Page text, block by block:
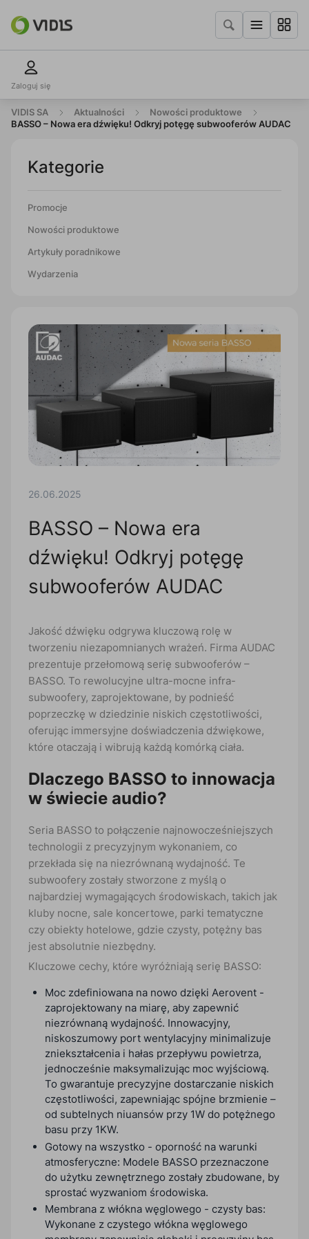
Zaloguj się
VIDIS SA Aktualności
Nowości produktowe
BASSO – Nowa era dźwięku! Odkryj potęgę subwooferów AUDAC
Kategorie
Promocje
Nowości produktowe
Artykuły poradnikowe
Wydarzenia
26.06.2025
BASSO – Nowa era
dźwięku! Odkryj potęgę
subwooferów AUDAC
Jakość dźwięku odgrywa kluczową rolę w
tworzeniu niezapomnianych wrażeń. Firma AUDAC
prezentuje przełomową serię subwooferów –
BASSO. To rewolucyjne ultra-mocne infra-
subwoofery, zaprojektowane, by podnieść
poprzeczkę w dziedzinie niskich częstotliwości,
oferując immersyjne doświadczenia dźwiękowe,
które otaczają i wibrują każdą komórką ciała.
Dlaczego BASSO to innowacja
w świecie audio?
Seria BASSO to połączenie najnowocześniejszych
technologii z precyzyjnym wykonaniem, co
przekłada się na niezrównaną wydajność. Te
subwoofery zostały stworzone z myślą o
najbardziej wymagających środowiskach, takich jak
kluby nocne, sale koncertowe, parki tematyczne
czy obiekty hotelowe, gdzie czysty, potężny bas
jest absolutnie niezbędny.
Kluczowe cechy, które wyróżniają serię BASSO:
Moc zdefiniowana na nowo dzięki Aerovent -
zaprojektowany na miarę, aby zapewnić
niezrównaną wydajność. Innowacyjny,
niskoszumowy port wentylacyjny minimalizuje
zniekształcenia i hałas przepływu powietrza,
jednocześnie maksymalizując moc wyjściową.
To gwarantuje precyzyjne dostarczanie niskich
częstotliwości, zapewniając spójne brzmienie –
od subtelnych niuansów przy 1W do potężnego
basu przy 1KW.
Gotowy na wszystko - oporność na warunki
atmosferyczne: Modele BASSO przeznaczone
do użytku zewnętrznego zostały zbudowane, by
sprostać wyzwaniom środowiska.
Membrana z włókna węglowego - czysty bas:
Wykonane z czystego włókna węglowego